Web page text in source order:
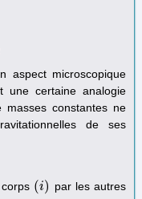
aspect microscopique
une certaine analogie
constantes ne
de ses
(i)
(i)
par les autres